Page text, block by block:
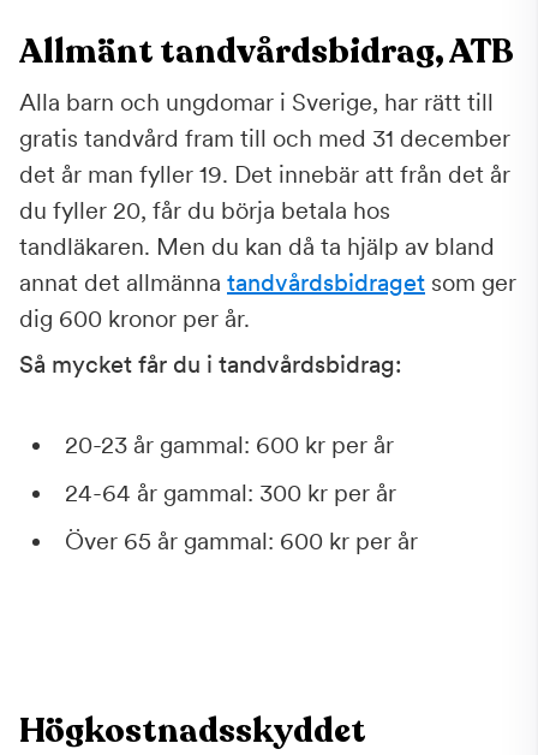
Allmänt tandvårdsbidrag, ATB
Alla barn och ungdomar i Sverige, har rätt till
gratis tandvård fram till och med 31 december
det år man fyller 19. Det innebär att från det år
du fyller 20, får du börja betala hos
tandläkaren. Men du kan då ta hjälp av bland
annat det allmänna tandvårdsbidraget som ger
dig 600 kronor per år.
Så mycket får du i tandvårdsbidrag:
20-23 år gammal: 600 kr per år
24-64 år gammal: 300 kr per år
Över 65 år gammal: 600 kr per år
Högkostnadsskyddet